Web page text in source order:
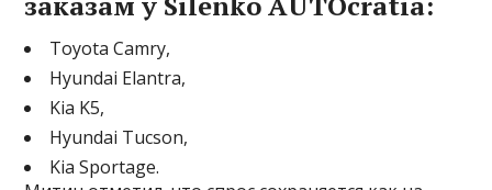
Toyota Camry,
Hyundai Elantra,
Kia K5,
Hyundai Tucson,
Kia Sportage.